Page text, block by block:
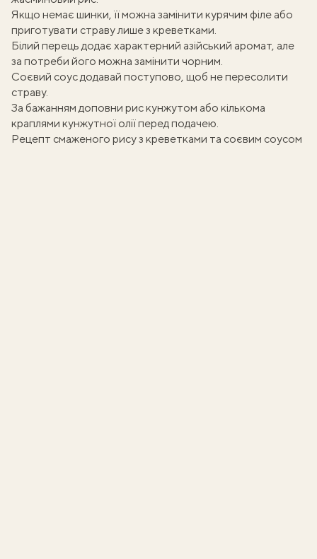
Якщо немає шинки, її можна замінити курячим філе або
приготувати страву лише з креветками.
Білий перець додає характерний азійський аромат, але
за потреби його можна замінити чорним.
Соєвий соус додавай поступово, щоб не пересолити
страву.
За бажанням доповни рис кунжутом або кількома
краплями кунжутної олії перед подачею.
Рецепт смаженого рису з креветками та соєвим соусом